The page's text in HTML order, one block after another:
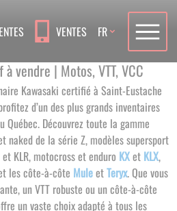
VENTES Language
FR
vendre | Motos, VTT, VCC
Kawasaki certifié à Saint-Eustache
d’un des plus grands inventaires
Québec. Découvrez toute la gamme
naked de la série Z, modèles supersport
KLR, motocross et enduro KXet KLX,
les côte-à-côte MuleetTeryx.Que vous
un VTT robuste ou un côte-à-côte
un vaste choix adapté à tous les